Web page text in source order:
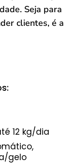
Seja para
clientes, é a
12 kg/dia
gelo